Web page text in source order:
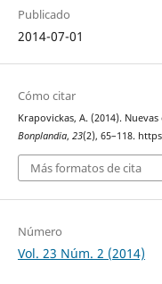
Publicado
2014-07-01
Cómo citar
Krapovickas, A. (2014).
Bonplandia, 23(2), 65–118.
Más formatos de cita
Número
Vol. 23 Núm. 2 (2014)